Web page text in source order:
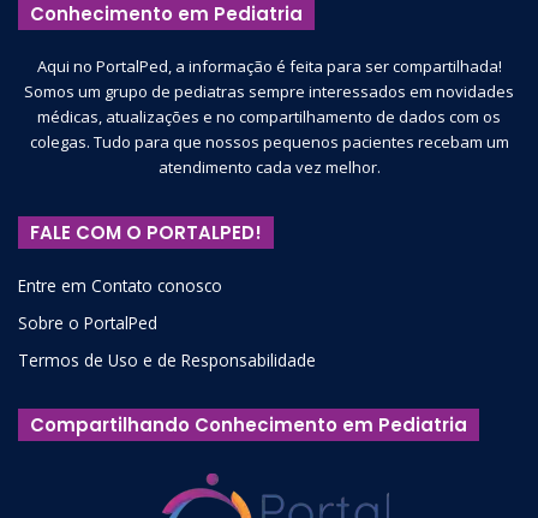
Conhecimento em Pediatria
Aqui no PortalPed, a informação é feita para ser compartilhada!
Somos um grupo de pediatras sempre interessados em novidades
médicas, atualizações e no compartilhamento de dados com os
colegas. Tudo para que nossos pequenos pacientes recebam um
atendimento cada vez melhor.
FALE COM O PORTALPED!
Entre em Contato conosco
Sobre o PortalPed
Termos de Uso e de Responsabilidade
Compartilhando Conhecimento em Pediatria